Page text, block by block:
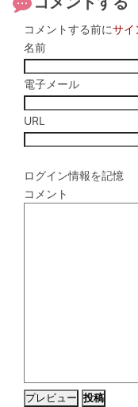
コメントする前にサイ
名前
電子メール
URL
ログイン情報を記憶
コメント